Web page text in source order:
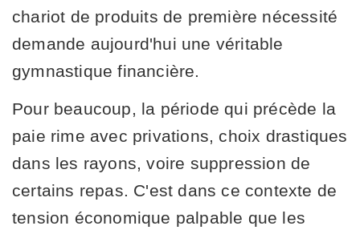
chariot de produits de première nécessité
demande aujourd'hui une véritable
gymnastique financière.
Pour beaucoup, la période qui précède la
paie rime avec privations, choix drastiques
dans les rayons, voire suppression de
certains repas. C'est dans ce contexte de
tension économique palpable que les